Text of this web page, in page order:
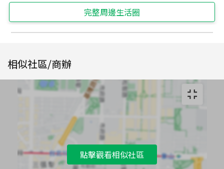
完整周邊生活圈
相似社區/商辦
點擊觀看相似社區